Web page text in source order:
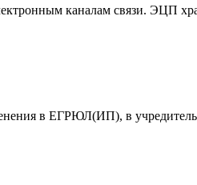
каналам связи. ЭЦП
в ЕГРЮЛ(ИП), в